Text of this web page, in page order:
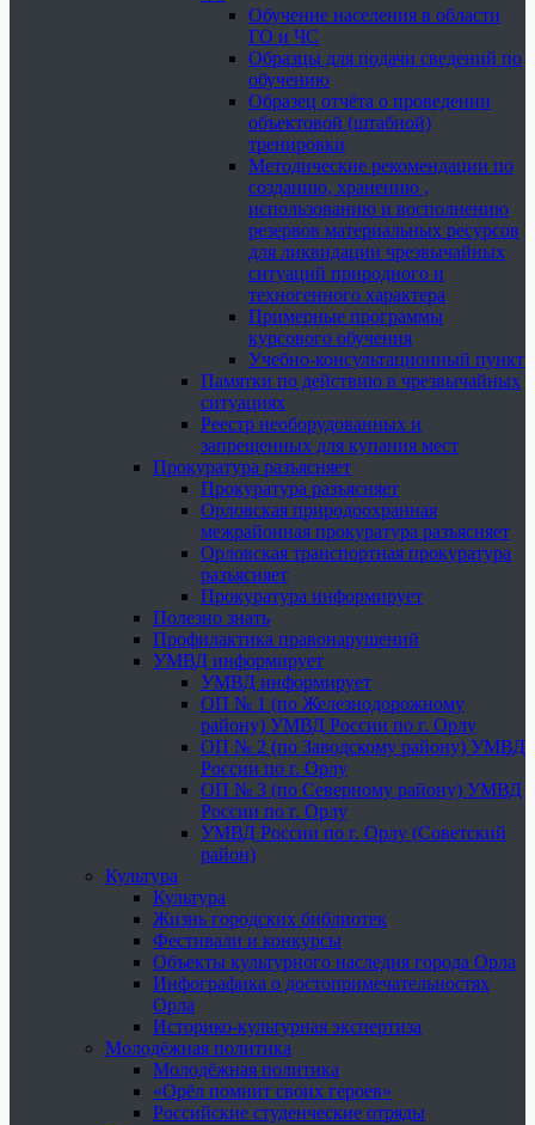
Обучение населения в области
ГО и ЧС
Образцы для подачи сведений по
обучению
Образец отчёта о проведении
объектовой (штабной)
тренировки
Методические рекомендации по
созданию, хранению ,
использованию и восполнению
резервов материальных ресурсов
для ликвидации чрезвычайных
ситуаций природного и
техногенного характера
Примерные программы
курсового обучения
Учебно-консультационный пункт
Памятки по действию в чрезвычайных
ситуациях
Реестр необорудованных и
запрещенных для купания мест
Прокуратура разъясняет
Прокуратура разъясняет
Орловская природоохранная
межрайонная прокуратура разъясняет
Орловская транспортная прокуратура
разъясняет
Прокуратура информирует
Полезно знать
Профилактика правонарушений
УМВД информирует
УМВД информирует
ОП № 1 (по Железнодорожному
району) УМВД России по г. Орлу
ОП № 2 (по Заводскому району) УМВД
России по г. Орлу
ОП № 3 (по Северному району) УМВД
России по г. Орлу
УМВД России по г. Орлу (Советский
район)
Культура
Культура
Жизнь городских библиотек
Фестивали и конкурсы
Объекты культурного наследия города Орла
Инфографика о достопримечательностях
Орла
Историко-культурная экспертиза
Молодёжная политика
Молодёжная политика
«Орёл помнит своих героев»
Российские студенческие отряды